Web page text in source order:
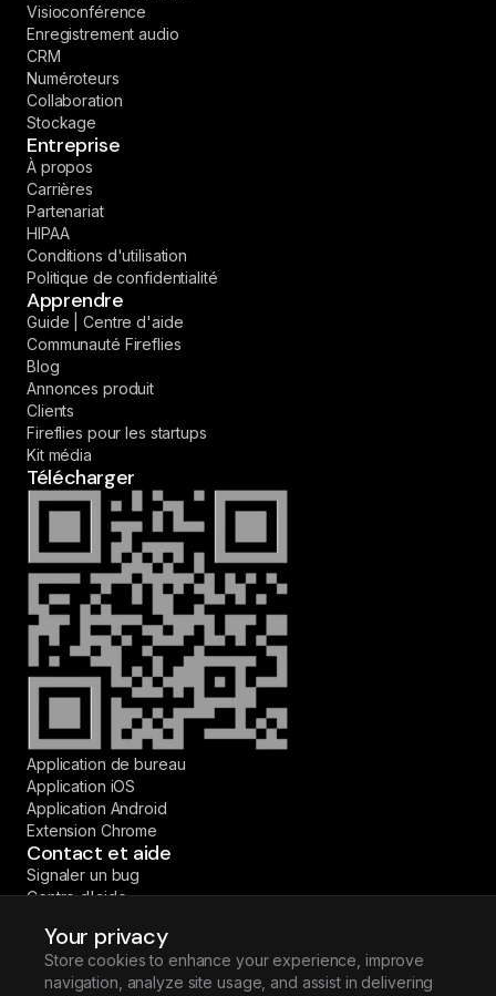
Your privacy
Store cookies to enhance your experience, improve
navigation, analyze site usage, and assist in delivering
Visioconférence
Enregistrement audio
CRM
Numéroteurs
Collaboration
Stockage
Entreprise
À propos
Carrières
Partenariat
HIPAA
Conditions d'utilisation
Politique de confidentialité
Apprendre
Guide | Centre d'aide
Communauté Fireflies
Blog
Annonces produit
Clients
Fireflies pour les startups
Kit média
Télécharger
Application de bureau
Application iOS
Application Android
Extension Chrome
Contact et aide
Signaler un bug
Centre d'aide
© 2026 Fireflies.ai Corp. Tous droits réservés.
English · Español · Deutsch · Français · Português (BR)